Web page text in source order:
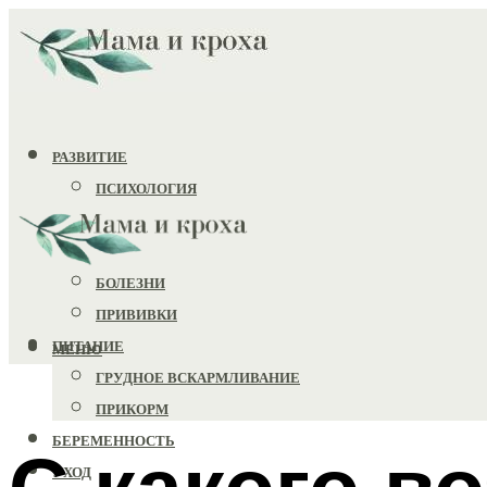
РАЗВИТИЕ
ПСИХОЛОГИЯ
ИГРУШКИ
ЗДОРОВЬЕ
БОЛЕЗНИ
ПРИВИВКИ
ПИТАНИЕ
ГРУДНОЕ ВСКАРМЛИВАНИЕ
ПРИКОРМ
БЕРЕМЕННОСТЬ
УХОД
МЕНЮ